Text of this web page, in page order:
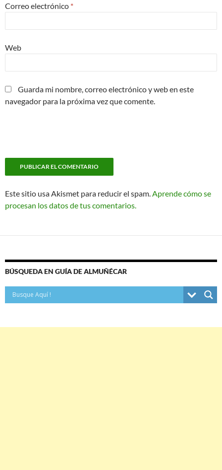
Correo electrónico *
Web
Guarda mi nombre, correo electrónico y web en este
navegador para la próxima vez que comente.
Este sitio usa Akismet para reducir el spam. Aprende cómo se
procesan los datos de tus comentarios.
BÚSQUEDA EN GUÍA DE ALMUÑÉCAR